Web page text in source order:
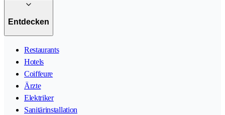
Entdecken
Restaurants
Hotels
Coiffeure
Ärzte
Elektriker
Sanitärinstallation